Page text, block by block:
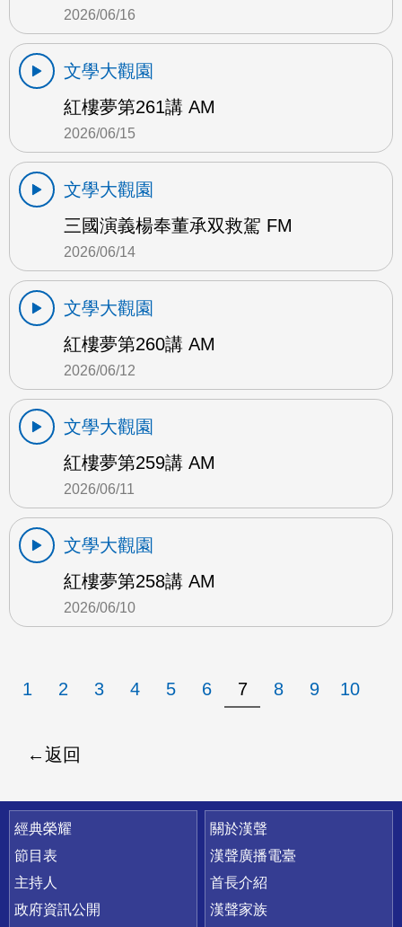
2026/06/16
文學大觀園
紅樓夢第261講 AM
2026/06/15
文學大觀園
三國演義楊奉董承双救駕 FM
2026/06/14
文學大觀園
紅樓夢第260講 AM
2026/06/12
文學大觀園
紅樓夢第259講 AM
2026/06/11
文學大觀園
紅樓夢第258講 AM
2026/06/10
1 2 3 4 5 6 7 8 9 10
返回
快速連結
經典榮耀
節目表
主持人
政府資訊公開
關於漢聲
漢聲廣播電臺
首長介紹
漢聲家族